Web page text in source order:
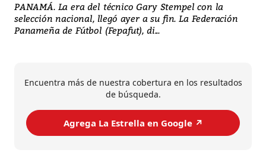
PANAMÁ. La era del técnico Gary Stempel con la
selección nacional, llegó ayer a su fin. La Federación
Panameña de Fútbol (Fepafut), di...
Encuentra más de nuestra cobertura en los resultados
de búsqueda.
Agrega La Estrella en Google ↗️